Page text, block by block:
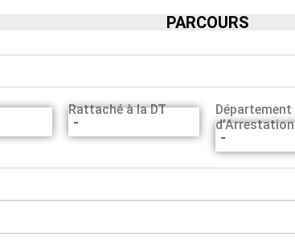
PARCOURS
Rattaché à la DT
-
Département
d’Arrestation
-